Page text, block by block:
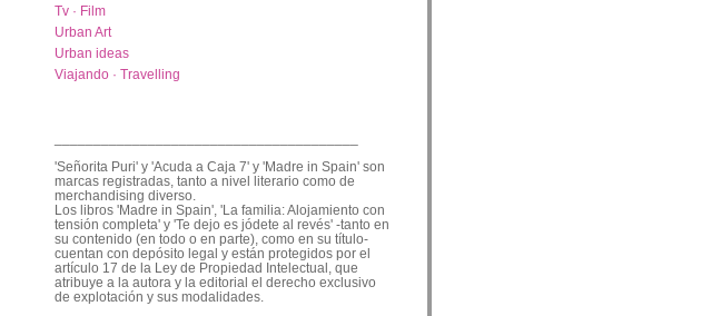
Tv · Film
Urban Art
Urban ideas
Viajando · Travelling
'Señorita Puri' y 'Acuda a Caja 7' y 'Madre in Spain' son
marcas registradas, tanto a nivel literario como de
merchandising diverso.
Los libros 'Madre in Spain', 'La familia: Alojamiento con
tensión completa' y 'Te dejo es jódete al revés' -tanto en
su contenido (en todo o en parte), como en su título-
cuentan con depósito legal y están protegidos por el
artículo 17 de la Ley de Propiedad Intelectual, que
atribuye a la autora y la editorial el derecho exclusivo
de explotación y sus modalidades.